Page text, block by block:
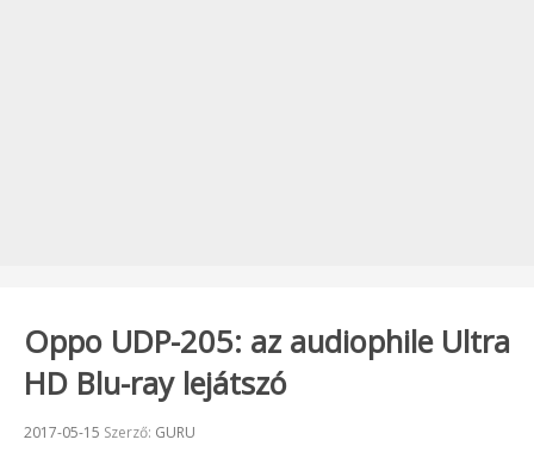
Oppo UDP-205: az audiophile Ultra
HD Blu-ray lejátszó
Beküldve:
2017-05-15 Szerző: GURU